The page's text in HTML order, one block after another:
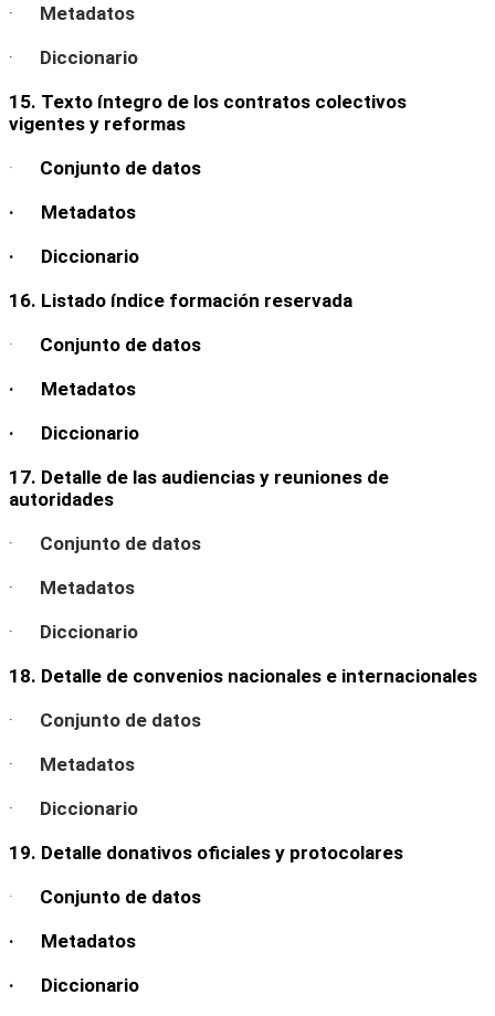
· Metadatos
· Diccionario
15. Texto íntegro de los contratos colectivos
vigentes y reformas
· Conjunto de datos
· Metadatos
· Diccionario
16. Listado índice formación reservada
· Conjunto de datos
· Metadatos
· Diccionario
17. Detalle de las audiencias y reuniones de
autoridades
· Conjunto de datos
· Metadatos
· Diccionario
18. Detalle de convenios nacionales e internacionales
· Conjunto de datos
· Metadatos
· Diccionario
19. Detalle donativos oficiales y protocolares
· Conjunto de datos
· Metadatos
· Diccionario